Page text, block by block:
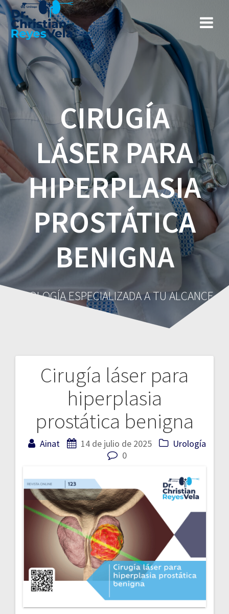
CIRUGÍA
LÁSER PARA
HIPERPLASIA
PROSTÁTICA
BENIGNA
UROLOGÍA ESPECIALIZADA A TU ALCANCE
Cirugía láser para
hiperplasia
prostática benigna
Ainat 14 de julio de 2025
Urología
0
Navegación
entradas